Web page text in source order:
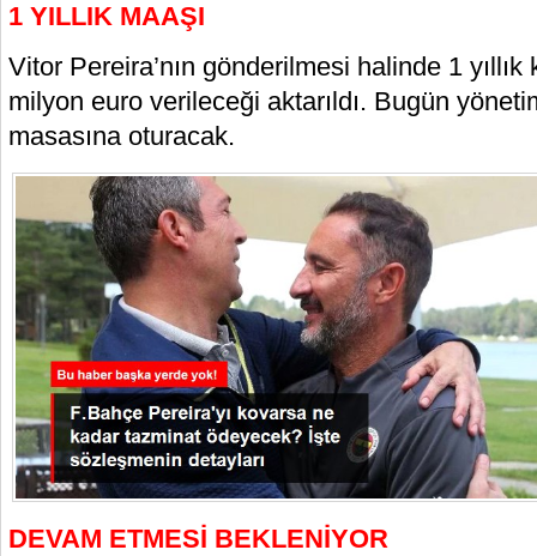
1 YILLIK MAAŞI
Vitor Pereira’nın gönderilmesi halinde 1 yıllık
milyon euro verileceği aktarıldı. Bugün
masasına oturacak.
DEVAM ETMESİ BEKLENİYOR